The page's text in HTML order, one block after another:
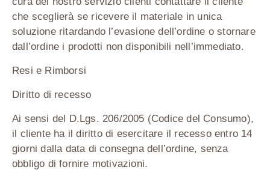
che sceglierà se ricevere il materiale in unica
soluzione ritardando l’evasione dell’ordine o stornare
dall’ordine i prodotti non disponibili nell’immediato.
Resi e Rimborsi
Diritto di recesso
Ai sensi del D.Lgs. 206/2005 (Codice del Consumo),
il cliente ha il diritto di esercitare il recesso entro 14
giorni dalla data di consegna dell’ordine, senza
obbligo di fornire motivazioni.